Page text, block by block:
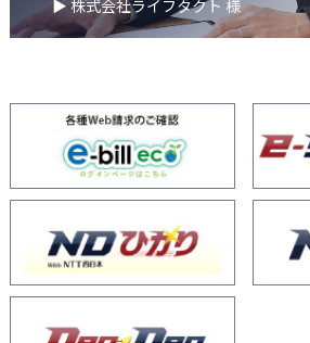
▶ 株式会社ライフタクト 様